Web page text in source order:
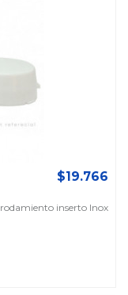
$19.766
rodamiento inserto Inox